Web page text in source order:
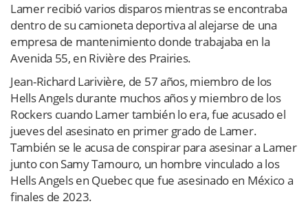
Lamer recibió varios disparos mientras se encontraba
dentro de su camioneta deportiva al alejarse de una
empresa de mantenimiento donde trabajaba en la
Avenida 55, en Rivière des Prairies.
Jean-Richard Larivière, de 57 años, miembro de los
Hells Angels durante muchos años y miembro de los
Rockers cuando Lamer también lo era, fue acusado el
jueves del asesinato en primer grado de Lamer.
También se le acusa de conspirar para asesinar a Lamer
junto con Samy Tamouro, un hombre vinculado a los
Hells Angels en Quebec que fue asesinado en México a
finales de 2023.